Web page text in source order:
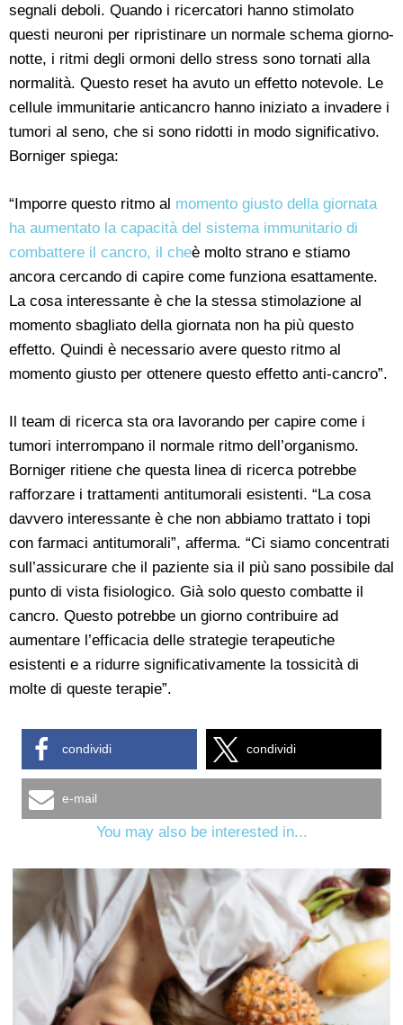
segnali deboli. Quando i ricercatori hanno stimolato
questi neuroni per ripristinare un normale schema giorno-
notte, i ritmi degli ormoni dello stress sono tornati alla
normalità. Questo reset ha avuto un effetto notevole. Le
cellule immunitarie anticancro hanno iniziato a invadere i
tumori al seno, che si sono ridotti in modo significativo.
Borniger spiega:
“Imporre questo ritmo al momento giusto della giornata
ha aumentato la capacità del sistema immunitario di
combattere il cancro, il cheè molto strano e stiamo
ancora cercando di capire come funziona esattamente.
La cosa interessante è che la stessa stimolazione al
momento sbagliato della giornata non ha più questo
effetto. Quindi è necessario avere questo ritmo al
momento giusto per ottenere questo effetto anti-cancro”.
Il team di ricerca sta ora lavorando per capire come i
tumori interrompano il normale ritmo dell’organismo.
Borniger ritiene che questa linea di ricerca potrebbe
rafforzare i trattamenti antitumorali esistenti. “La cosa
davvero interessante è che non abbiamo trattato i topi
con farmaci antitumorali”, afferma. “Ci siamo concentrati
sull’assicurare che il paziente sia il più sano possibile dal
punto di vista fisiologico. Già solo questo combatte il
cancro. Questo potrebbe un giorno contribuire ad
aumentare l’efficacia delle strategie terapeutiche
esistenti e a ridurre significativamente la tossicità di
molte di queste terapie”.
condividi condividi
e-mail
You may also be interested in...